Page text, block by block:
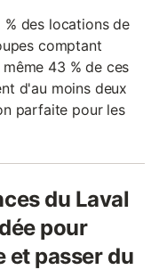
des locations de
comptant
43 % de ces
d'au moins deux
parfaite pour les
du Laval
pour
et passer du